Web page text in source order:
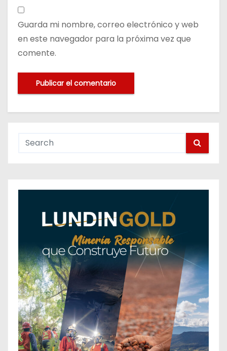
Guarda mi nombre, correo electrónico y web
en este navegador para la próxima vez que
comente.